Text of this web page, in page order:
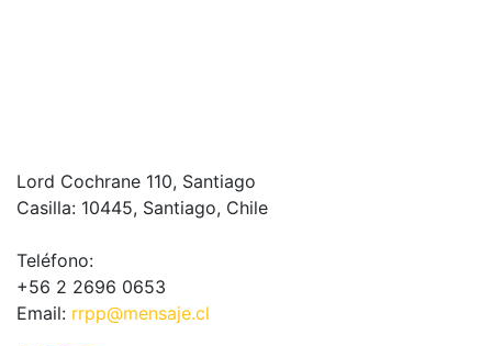
Lord Cochrane 110, Santiago
Casilla: 10445, Santiago, Chile
Teléfono:
+56 2 2696 0653
Email: rrpp@mensaje.cl